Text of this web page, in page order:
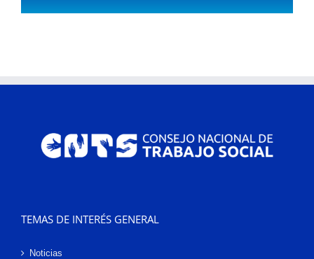
TEMAS DE INTERÉS GENERAL
Noticias